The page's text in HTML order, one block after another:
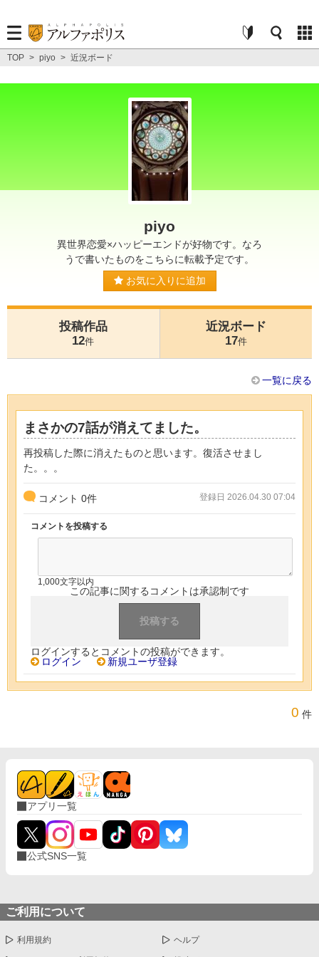
TOP > piyo > 近況ボード
piyo
異世界恋愛×ハッピーエンドが好物です。なろ
うで書いたものをこちらに転載予定です。
お気に入りに追加
投稿作品
12件
近況ボード
17件
一覧に戻る
まさかの7話が消えてました。
再投稿した際に消えたものと思います。復活させまし
た。。。
コメント 0件 登録日 2026.04.30 07:04
コメントを投稿する
1,000文字以内
この記事に関するコメントは承認制です
ログインするとコメントの投稿ができます。
ログイン
新規ユーザ登録
0 件
アプリ一覧
公式SNS一覧
ご利用について
利用規約 ヘルプ